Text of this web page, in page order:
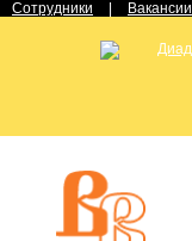
Сотрудники Вакансии